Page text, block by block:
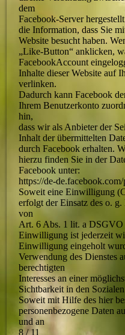
dem
Facebook-Server
die Information, dass Sie
Website besucht haben.
„Like-Button“ anklicken,
FacebookAccount
Inhalte dieser Website auf
verlinken.
Dadurch kann Facebook
Ihrem Benutzerkonto
hin,
dass wir als Anbieter der
Inhalt der übermittelten
durch Facebook erhalten.
hierzu finden Sie in der
Facebook unter:
https://de-
Soweit eine Einwilligung
erfolgt der Einsatz des o.
von
Art. 6 Abs. 1 lit. a
Einwilligung ist jederzeit
Einwilligung eingeholt
Verwendung des Dienstes
berechtigten
Interesses an einer
Sichtbarkeit in den
Soweit mit Hilfe des hier
personenbezogene Daten
und an
8 / 11